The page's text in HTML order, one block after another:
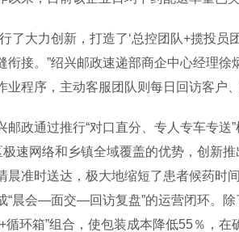
大力创新，打造了‘总控团队+揽投员
衔接。”绍兴邮政速递部商企中心经理
业程序，主动客服团队则每日回访客户
通过推行“对口直分、专人专车专送”
极速网络和乡镇全域覆盖的优势，创新
晨准时送达，极大地缩短了患者候药时
“晨会—面交—回访复盘”的运营闭环。
循环箱”组合，使包装成本降低55％，在